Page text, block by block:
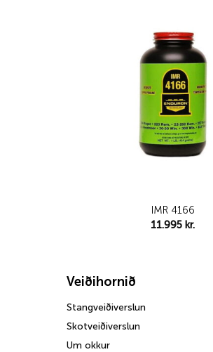
IMR 4166
11.995kr.
Veiðihornið
Stangveiðiverslun
Skotveiðiverslun
Um okkur